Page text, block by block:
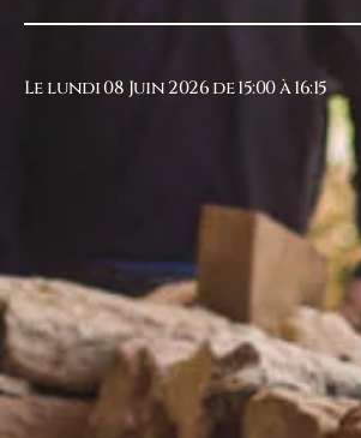
Le lundi 08 Juin 2026 de 15:00 à 16:15